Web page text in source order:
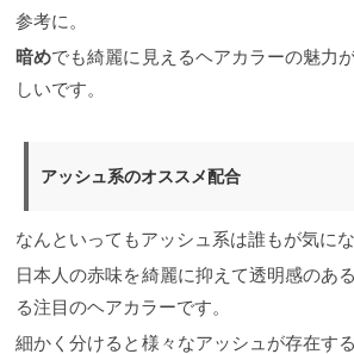
参考に。
暗めでも綺麗に見えるヘアカラーの魅力
しいです。
アッシュ系のオススメ配合
なんといってもアッシュ系は誰もが気にな
日本人の赤味を綺麗に抑えて透明感のあ
る注目のヘアカラーです。
細かく分けると様々なアッシュが存在す